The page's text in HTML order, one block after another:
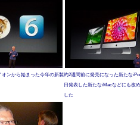
オンから始まった今年の新製約2週間前に発売になった新たな
日発表した新たなiMacなどにも改
した